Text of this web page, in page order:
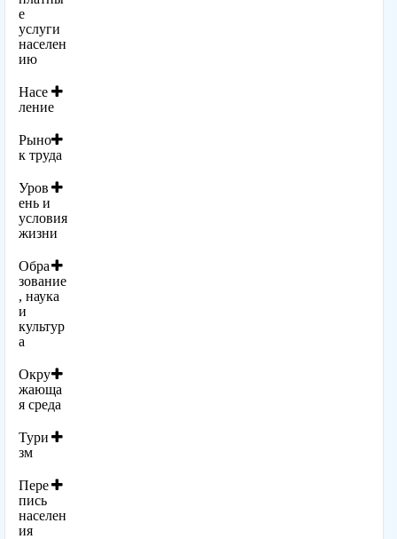
е
услуги
населен
ию
Насе
ление
Рыно
к труда
Уров
ень и
условия
жизни
Обра
зование
, наука
и
культур
а
Окру
жающа
я среда
Тури
зм
Пере
пись
населен
ия